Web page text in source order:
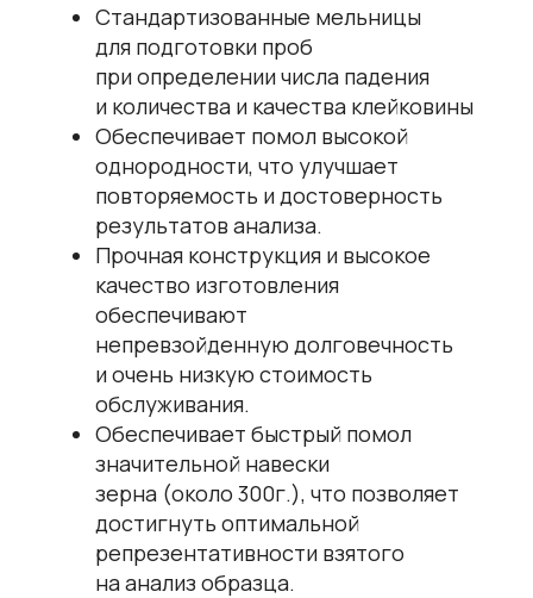
Стандартизованные мельницы
для подготовки проб
при определении числа падения
и количества и качества клейковины
Обеспечивает помол высокой
однородности, что улучшает
повторяемость и достоверность
результатов анализа.
Прочная конструкция и высокое
качество изготовления
обеспечивают
непревзойденную долговечность
и очень низкую стоимость
обслуживания.
Обеспечивает быстрый помол
значительной навески
зерна (около 300г.), что позволяет
достигнуть оптимальной
репрезентативности взятого
на анализ образца.